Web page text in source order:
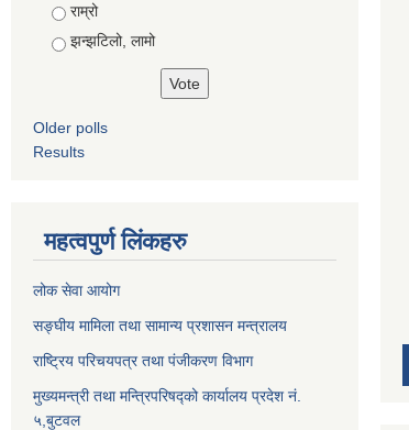
राम्रो
झन्झटिलो, लामो
Older polls
Results
महत्वपुर्ण लिंकहरु
लोक सेवा आयोग
सङ्घीय मामिला तथा सामान्य प्रशासन मन्त्रालय
राष्ट्रिय परिचयपत्र तथा पंजीकरण विभाग
मुख्यमन्त्री तथा मन्त्रिपरिषद्को कार्यालय प्रदेश नं.
५,बुटवल